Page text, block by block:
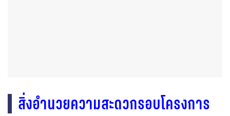
สิ่งอำนวยความสะดวกรอบโครงการ